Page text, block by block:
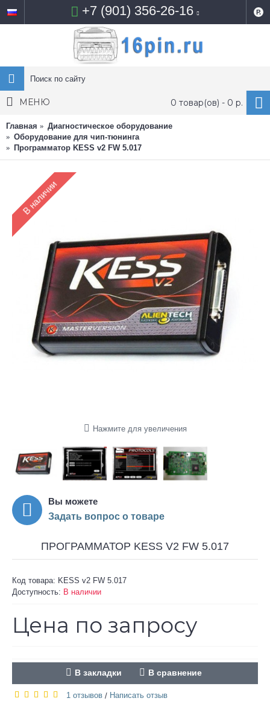
+7 (901) 356-26-16 Р.
0 товар(ов) - 0 р.
МЕНЮ
Главная
Диагностическое оборудование
Оборудование для чип-тюнинга
Программатор KESS v2 FW 5.017
В наличии
Нажмите для увеличения
Вы можете
Задать вопрос о товаре
ПРОГРАММАТОР KESS V2 FW 5.017
Код товара: KESS v2 FW 5.017
Доступность: В наличии
Цена по запросу
В закладки В сравнение
1 отзывов / Написать отзыв